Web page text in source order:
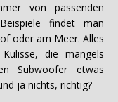
von passenden
findet man
oder am Meer. Alles
die mangels
Subwoofer etwas
ja nichts, richtig?